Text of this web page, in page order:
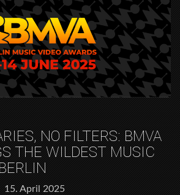
NO FILTERS: BMVA
THE WILDEST MUSIC
15. April 2025